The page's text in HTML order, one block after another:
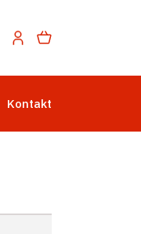
Kontakt